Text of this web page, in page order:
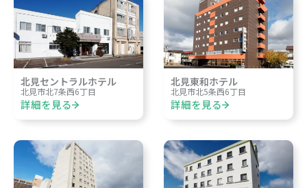
北見セントラルホテル
北見市北7条西6丁目
詳細を見る
北見東和ホテル
北見市北5条西6丁目
詳細を見る